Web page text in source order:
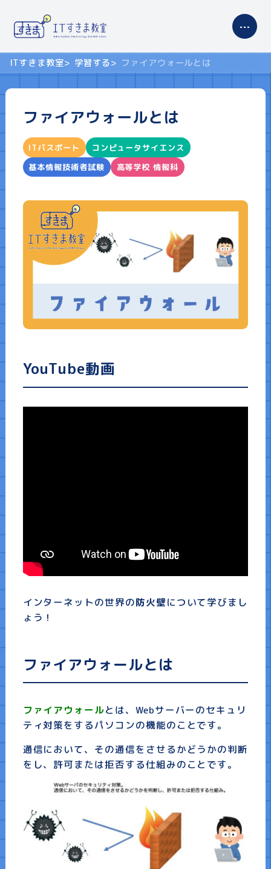
コンテンツ案内
学習する
基本情報技術者試験
高等学校 情報科
プロフィール
講演依頼
ITすきま教室 学習する ファイアウォールとは
ファイアウォールとは
ITパスポート
コンピュータサイエンス
基本情報技術者試験
高等学校 情報科
YouTube動画
インターネットの世界の防火壁について学びまし
ょう！
ファイアウォールとは
ファイアウォールとは、Webサーバーのセキュリ
ティ対策をするパソコンの機能のことです。
通信において、その通信をさせるかどうかの判断
をし、許可または拒否する仕組みのことです。